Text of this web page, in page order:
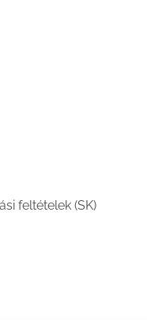
feltételek (SK)